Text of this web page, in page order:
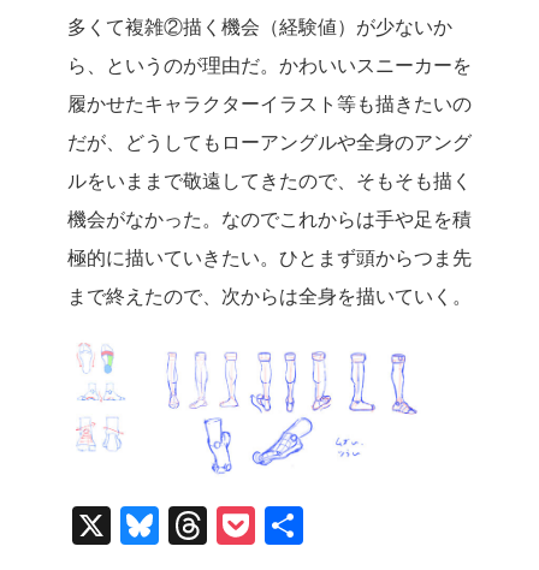
多くて複雑②描く機会（経験値）が少ないか
ら、というのが理由だ。かわいいスニーカーを
履かせたキャラクターイラスト等も描きたいの
だが、どうしてもローアングルや全身のアング
ルをいままで敬遠してきたので、そもそも描く
機会がなかった。なのでこれからは手や足を積
極的に描いていきたい。ひとまず頭からつま先
まで終えたので、次からは全身を描いていく。
X
Bl
T
P